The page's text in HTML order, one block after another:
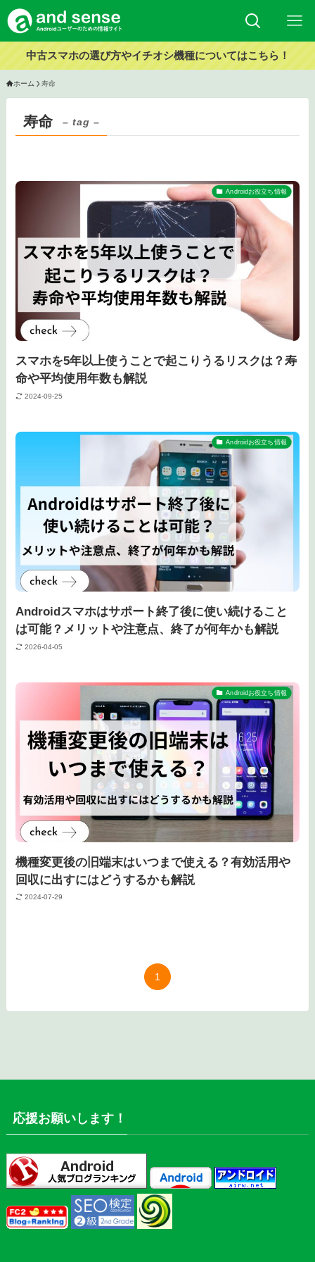
中古スマホの選び方やイチオシ機種についてはこちら！
ホーム 寿命
寿命 – tag –
Androidお役立ち情報
スマホを5年以上使うことで起こりうるリスクは？寿
命や平均使用年数も解説
2024-09-25
Androidお役立ち情報
Androidスマホはサポート終了後に使い続けること
は可能？メリットや注意点、終了が何年かも解説
2026-04-05
Androidお役立ち情報
機種変更後の旧端末はいつまで使える？有効活用や
回収に出すにはどうするかも解説
2024-07-29
1
応援お願いします！